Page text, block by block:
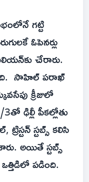
గట్టి
ఓపెనర్లు
చేరారు.
సాహిల్ పరాఖ్
క్రీజులో
ఢిల్లీ పీకల్లోతు
ట్రిస్టన్ స్టబ్స్ కలిసి
అయితే స్టబ్స్
పడింది.